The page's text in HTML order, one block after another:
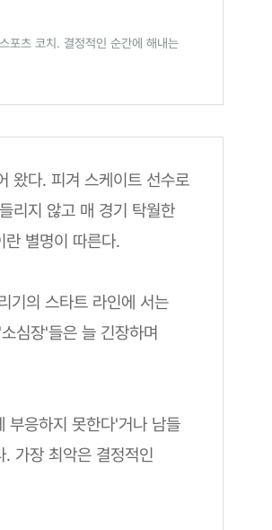
포츠 코치. 결정적인 순간에 해내는
왔다. 피겨 스케이트 선수로
리지 않고 매 경기 탁월한
별명이 따른다.
기의 스타트 라인에 서는
심장'들은 늘 긴장하며
부응하지 못한다'거나 남들
가장 최악은 결정적인